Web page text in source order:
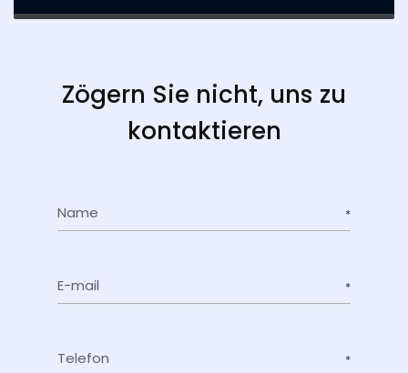
Zögern Sie nicht, uns zu
kontaktieren
Name
E-mail
Telefon